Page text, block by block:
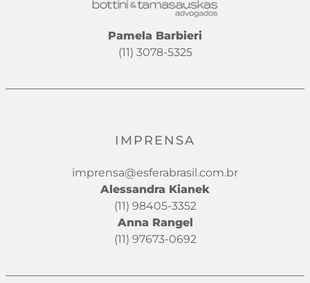
Pamela Barbieri
(11) 3078-5325
IMPRENSA
imprensa@esferabrasil.com.br
Alessandra Kianek
(11) 98405-3352
Anna Rangel
(11) 97673-0692